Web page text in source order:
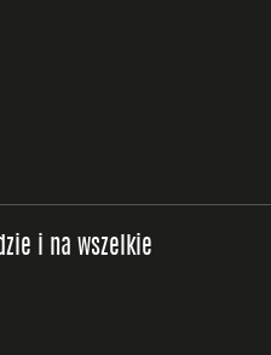
i na wszelkie